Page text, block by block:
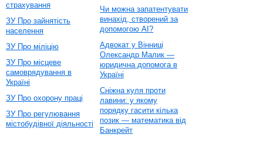
страхування
ЗУ Про зайнятість
населення
ЗУ Про міліцію
ЗУ Про місцеве
самоврядування в
Україні
ЗУ Про охорону праці
ЗУ Про регулювання
містобудівної діяльності
Чи можна запатентувати
винахід, створений за
допомогою AI?
Адвокат у Вінниці
Олександр Малик —
юридична допомога в
Україні
Сніжна куля проти
лавини: у якому
порядку гасити кілька
позик — математика від
Банкрейт